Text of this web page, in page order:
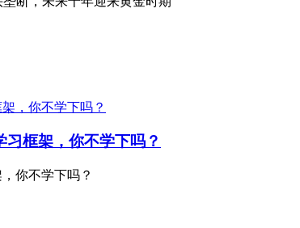
框架，你不学下吗？
你不学下吗？